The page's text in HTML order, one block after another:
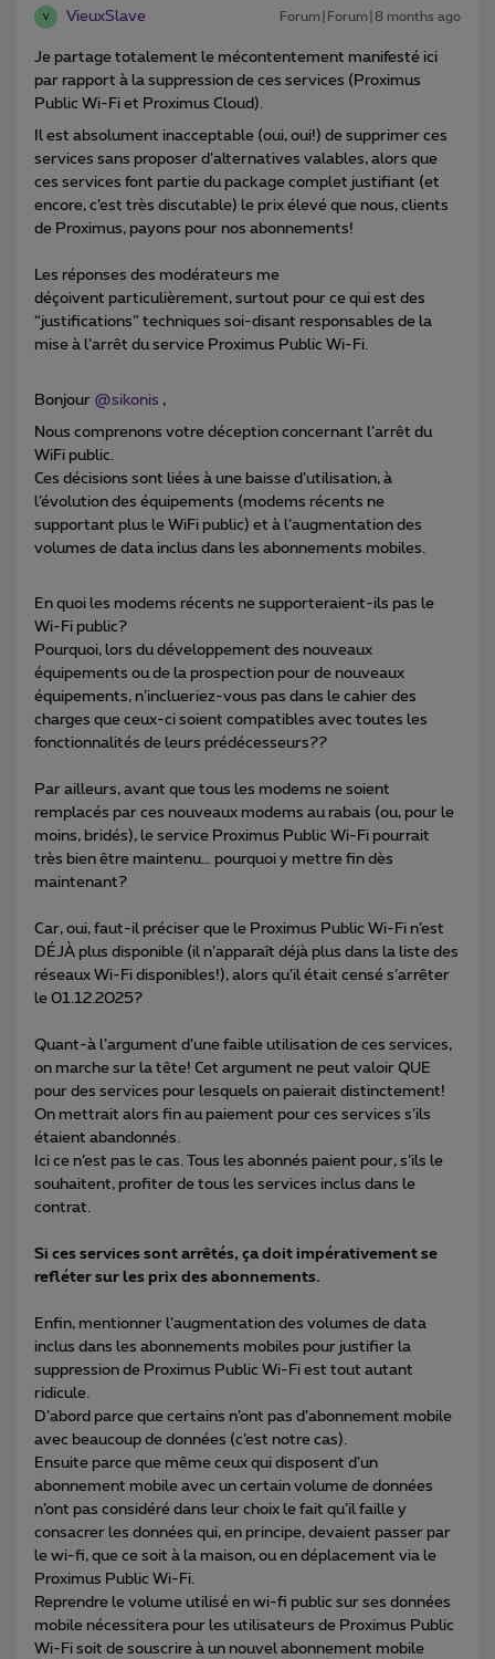
V VieuxSlave Forum|Forum|8 months ago
Je partage totalement le mécontentement manifesté ici
par rapport à la suppression de ces services (Proximus
Public Wi-Fi et Proximus Cloud).
Il est absolument inacceptable (oui, oui!) de supprimer ces
services sans proposer d’alternatives valables, alors que
ces services font partie du package complet justifiant (et
encore, c’est très discutable) le prix élevé que nous, clients
de Proximus, payons pour nos abonnements!
Les réponses des modérateurs me
déçoivent particulièrement, surtout pour ce qui est des
“justifications” techniques soi-disant responsables de la
mise à l’arrêt du service Proximus Public Wi-Fi.
Bonjour ​ @sikonis ,
Nous comprenons votre déception concernant l’arrêt du
WiFi public.
Ces décisions sont liées à une baisse d’utilisation, à
l’évolution des équipements (modems récents ne
supportant plus le WiFi public) et à l’augmentation des
volumes de data inclus dans les abonnements mobiles.
En quoi les modems récents ne supporteraient-ils pas le
Wi-Fi public?
Pourquoi, lors du développement des nouveaux
équipements ou de la prospection pour de nouveaux
équipements, n’inclueriez-vous pas dans le cahier des
charges que ceux-ci soient compatibles avec toutes les
fonctionnalités de leurs prédécesseurs??
Par ailleurs, avant que tous les modems ne soient
remplacés par ces nouveaux modems au rabais (ou, pour le
moins, bridés), le service Proximus Public Wi-Fi pourrait
très bien être maintenu… pourquoi y mettre fin dès
maintenant?
Car, oui, faut-il préciser que le Proximus Public Wi-Fi n’est
DÉJÀ plus disponible (il n’apparaît déjà plus dans la liste des
réseaux Wi-Fi disponibles!), alors qu’il était censé s’arrêter
le 01.12.2025?
Quant-à l’argument d’une faible utilisation de ces services,
on marche sur la tête! Cet argument ne peut valoir QUE
pour des services pour lesquels on paierait distinctement!
On mettrait alors fin au paiement pour ces services s’ils
étaient abandonnés.
Ici ce n’est pas le cas. Tous les abonnés paient pour, s’ils le
souhaitent, profiter de tous les services inclus dans le
contrat.
Si ces services sont arrêtés, ça doit impérativement se
refléter sur les prix des abonnements.
Enfin, mentionner l’augmentation des volumes de data
inclus dans les abonnements mobiles pour justifier la
suppression de Proximus Public Wi-Fi est tout autant
ridicule.
D’abord parce que certains n’ont pas d’abonnement mobile
avec beaucoup de données (c’est notre cas).
Ensuite parce que même ceux qui disposent d’un
abonnement mobile avec un certain volume de données
n’ont pas considéré dans leur choix le fait qu’il faille y
consacrer les données qui, en principe, devaient passer par
le wi-fi, que ce soit à la maison, ou en déplacement via le
Proximus Public Wi-Fi.
Reprendre le volume utilisé en wi-fi public sur ses données
mobile nécessitera pour les utilisateurs de Proximus Public
Wi-Fi soit de souscrire à un nouvel abonnement mobile